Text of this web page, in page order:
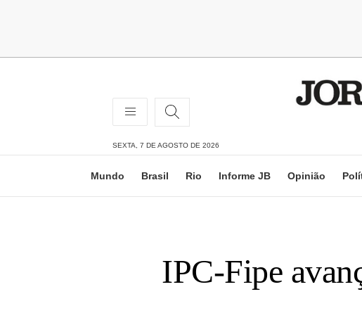
SEXTA, 7 DE AGOSTO DE 2026
Mundo Brasil Rio Informe JB Opinião
IPC-Fipe